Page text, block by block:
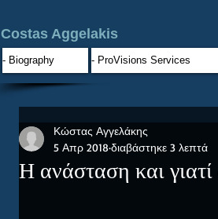
Costas Aggelakis
- Biography - ProVisions Services
Η ανάσταση και γιατί
Κώστας Αγγελάκης
5 Απρ 2018διαβάστηκε 3 λεπτά